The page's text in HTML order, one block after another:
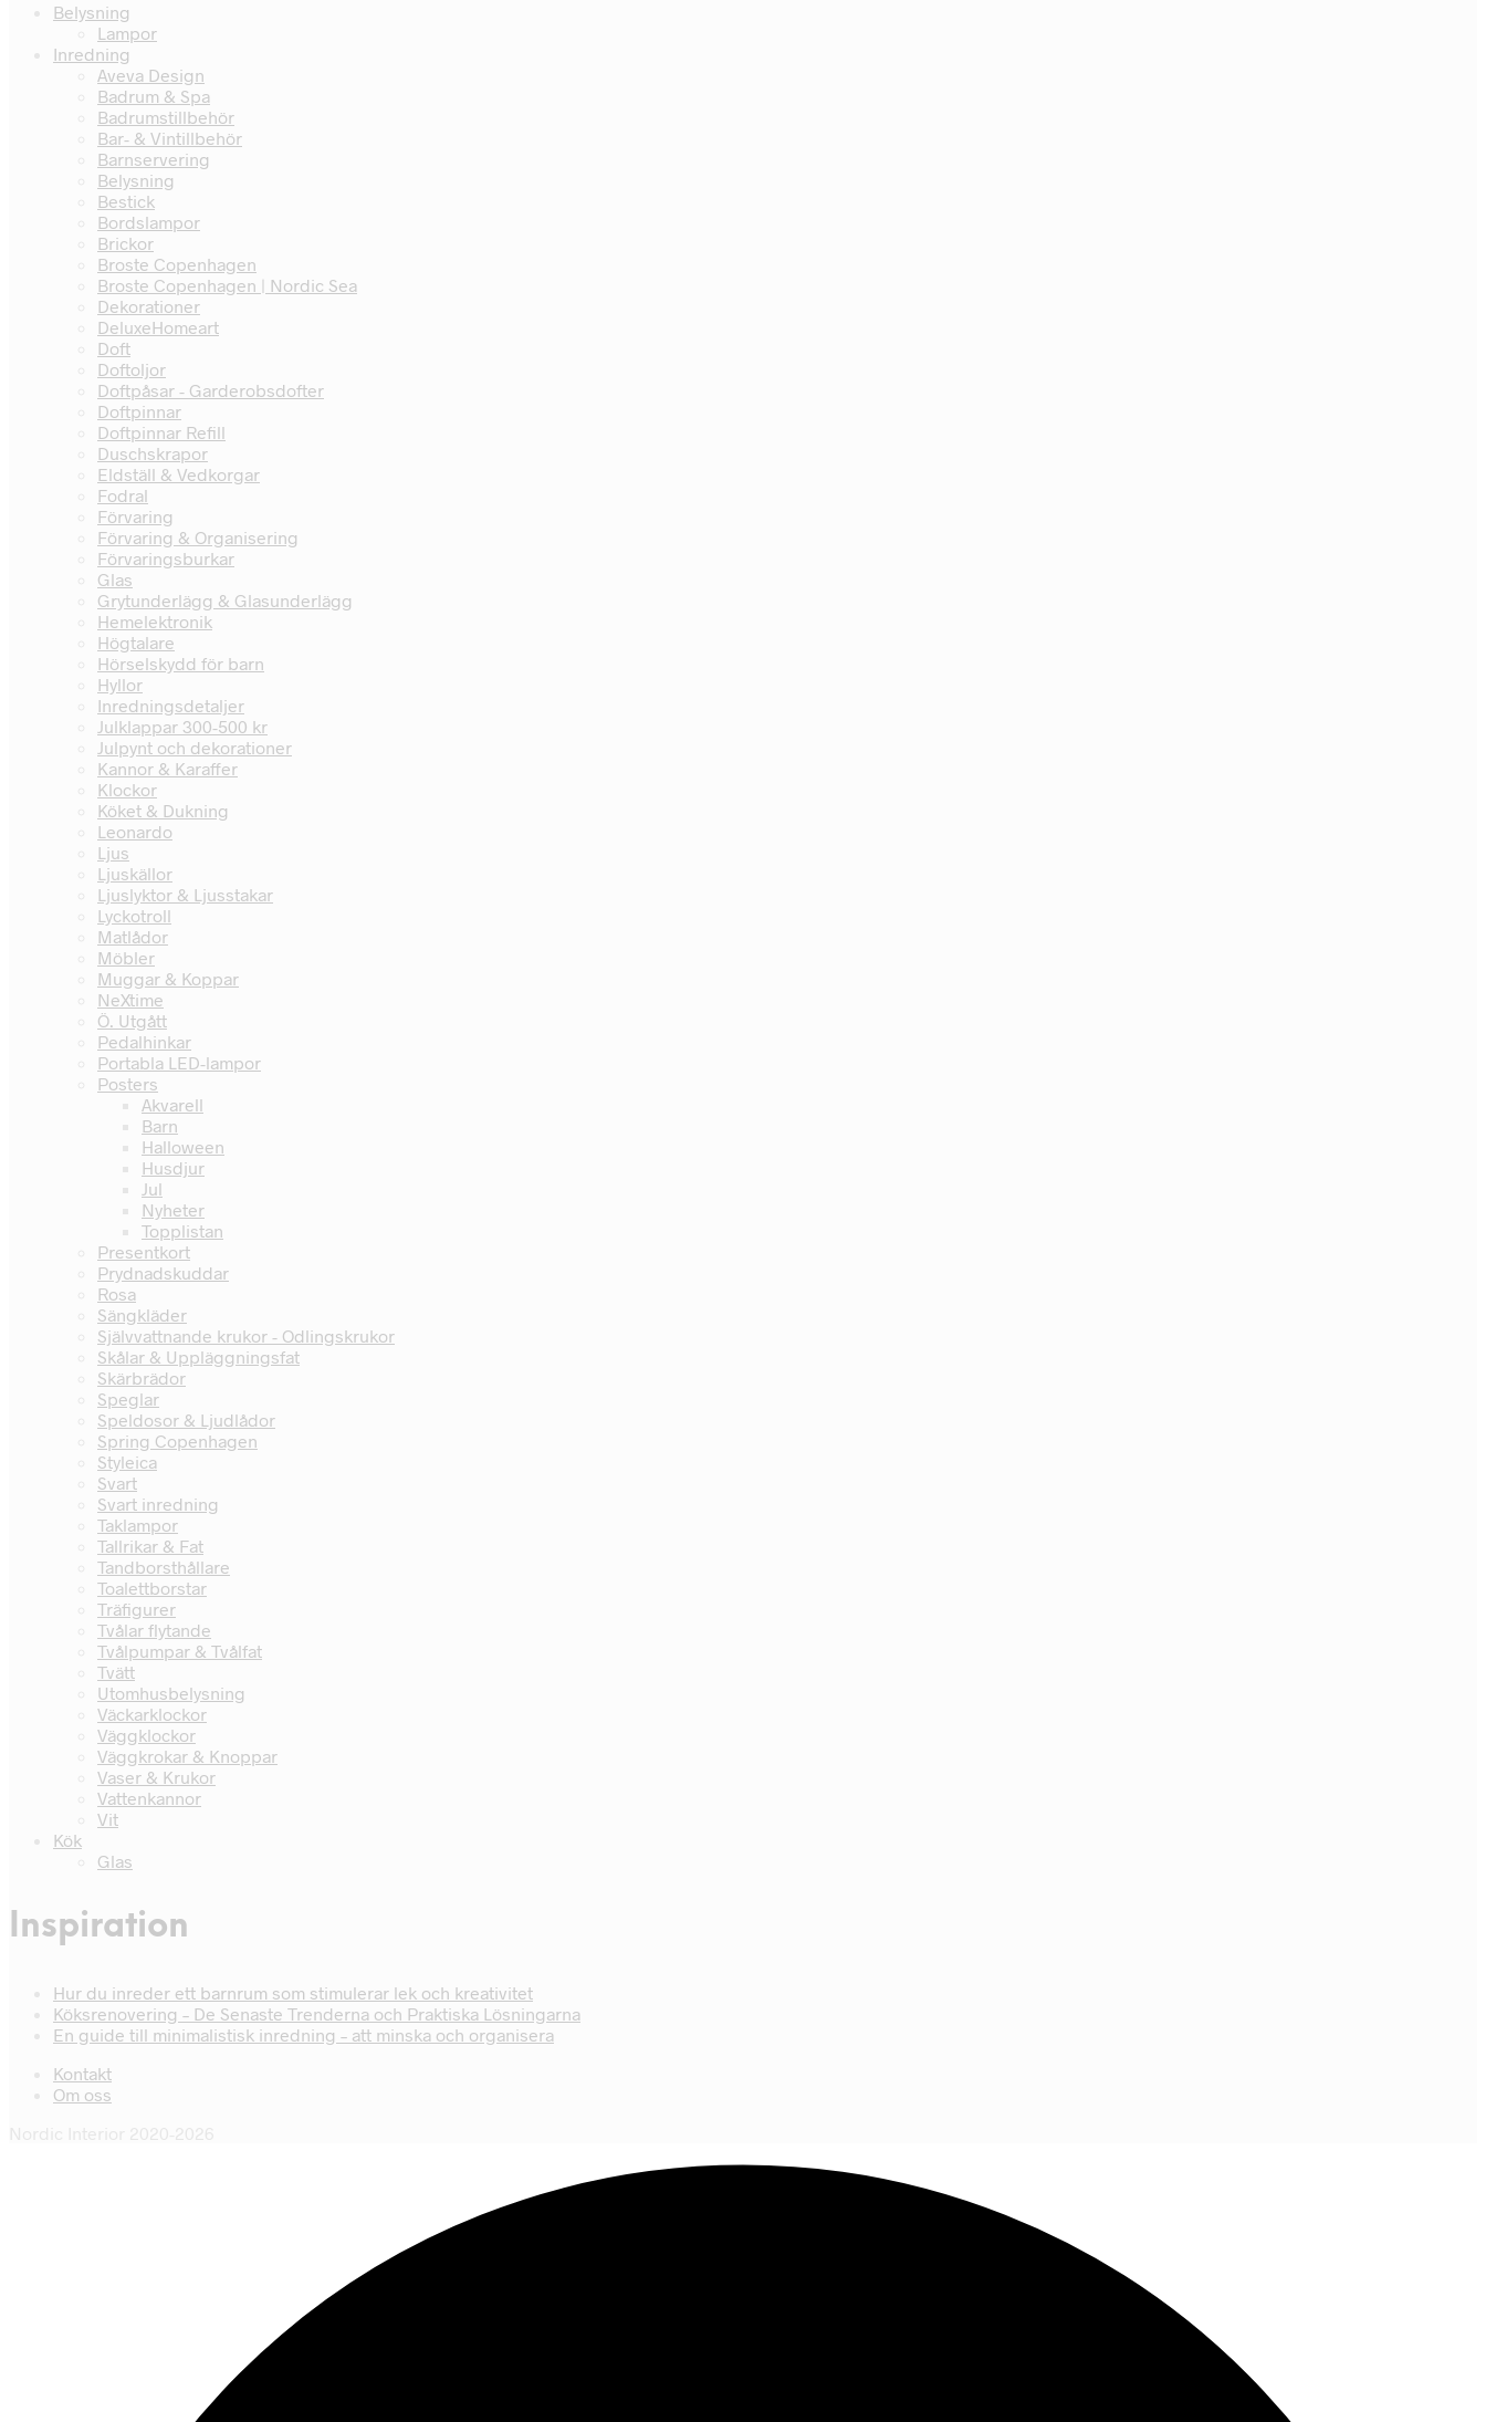
Belysning
Lampor
Inredning
Aveva Design
Badrum & Spa
Badrumstillbehör
Bar- & Vintillbehör
Barnservering
Belysning
Bestick
Bordslampor
Brickor
Broste Copenhagen
Broste Copenhagen | Nordic Sea
Dekorationer
DeluxeHomeart
Doft
Doftoljor
Doftpåsar - Garderobsdofter
Doftpinnar
Doftpinnar Refill
Duschskrapor
Eldställ & Vedkorgar
Fodral
Förvaring
Förvaring & Organisering
Förvaringsburkar
Glas
Grytunderlägg & Glasunderlägg
Hemelektronik
Högtalare
Hörselskydd för barn
Hyllor
Inredningsdetaljer
Julklappar 300-500 kr
Julpynt och dekorationer
Kannor & Karaffer
Klockor
Köket & Dukning
Leonardo
Ljus
Ljuskällor
Ljuslyktor & Ljusstakar
Lyckotroll
Matlådor
Möbler
Muggar & Koppar
NeXtime
Ö. Utgått
Pedalhinkar
Portabla LED-lampor
Posters
Akvarell
Barn
Halloween
Husdjur
Jul
Nyheter
Topplistan
Presentkort
Prydnadskuddar
Rosa
Sängkläder
Självvattnande krukor - Odlingskrukor
Skålar & Uppläggningsfat
Skärbrädor
Speglar
Speldosor & Ljudlådor
Spring Copenhagen
Styleica
Svart
Svart inredning
Taklampor
Tallrikar & Fat
Tandborsthållare
Toalettborstar
Träfigurer
Tvålar flytande
Tvålpumpar & Tvålfat
Tvätt
Utomhusbelysning
Väckarklockor
Väggklockor
Väggkrokar & Knoppar
Vaser & Krukor
Vattenkannor
Vit
Kök
Glas
Inspiration
Hur du inreder ett barnrum som stimulerar lek och kreativitet
Köksrenovering – De Senaste Trenderna och Praktiska Lösningarna
En guide till minimalistisk inredning – att minska och organisera
Kontakt
Om oss